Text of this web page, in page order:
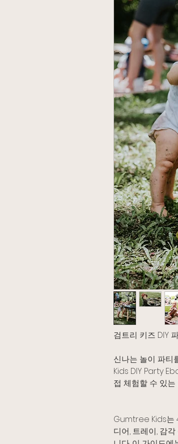
검트리 키즈 DIY
신나는 놀이 파
Kids DIY Party
접 체험할 수 있
Gumtree Kids는
디어, 트레이, 감